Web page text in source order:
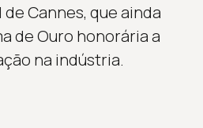
Cannes, que ainda
de Ouro honorária a
na indústria.